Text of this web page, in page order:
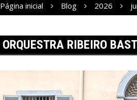
Página inicial Blog 2026
ORQUESTRA RIBEIRO